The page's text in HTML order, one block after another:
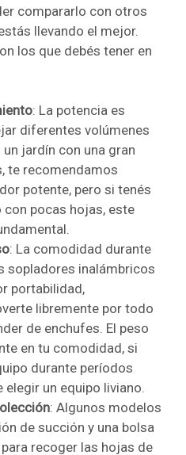
compararlo con otros
llevando el mejor.
los que debés tener en
: La potencia es
diferentes volúmenes
jardín con una gran
te recomendamos
potente, pero si tenés
con pocas hojas, este
: La comodidad durante
sopladores inalámbricos
portabilidad,
libremente por todo
de enchufes. El peso
en tu comodidad, si
durante períodos
elegir un equipo liviano.
: Algunos modelos
de succión y una bolsa
recoger las hojas de